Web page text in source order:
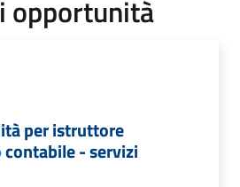
opportunità
per istruttore
- servizi